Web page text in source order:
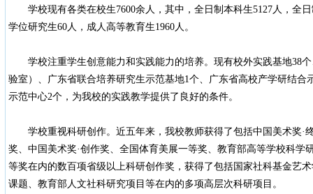
学校现有各类在校生7600余人，其中，全日制本科生5127人，全日
学位研究生60人，成人高等教育生1960人。
学校注重学生创意能力和实践能力的培养。现有校外实践基地38个
验室）、广东省联合培养研究生示范基地1个、广东省高校产学研结合
示范中心2个，为我校的实践教学提供了良好的条件。
学校重视科研创作。近五年来，我校教师获得了包括中国美术奖·
奖、中国美术奖·创作奖、全国体育美展一等奖、教育部高等学校科学
等奖在内的数百项省级以上科研创作奖，获得了包括国家社科基金艺
课题、教育部人文社科研究项目等在内的多项高层次科研项目。